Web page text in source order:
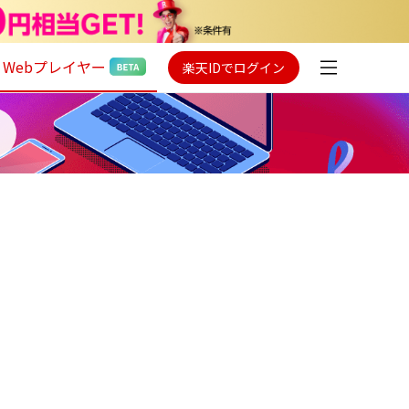
Webプレイヤー 楽天IDでログイン